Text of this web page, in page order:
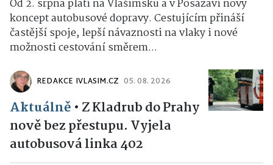
Od 2. srpna platí na Vlašimsku a v Posázaví nový
koncept autobusové dopravy. Cestujícím přináší
častější spoje, lepší návaznosti na vlaky i nové
možnosti cestování směrem...
REDAKCE IVLASIM.CZ 05. 08. 2026
Aktuálně • Z Kladrub do Prahy
nově bez přestupu. Vyjela
autobusová linka 402